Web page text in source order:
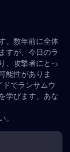
。数年前に全体
すが、今日のラ
、攻撃者にとっ
能性がありま
でランサムウ
学びます。あな